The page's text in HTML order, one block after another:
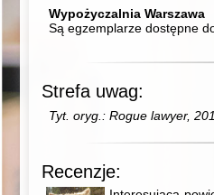
Wypożyczalnia Warszawa
Są egzemplarze dostępne
Strefa uwag:
Tyt. oryg.: Rogue lawyer,
Recenzje: